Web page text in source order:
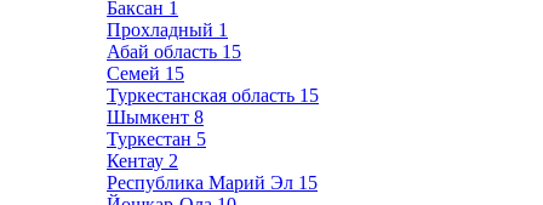
Баксан 1
Прохладный 1
Абай область 15
Семей 15
Туркестанская область 15
Шымкент 8
Туркестан 5
Кентау 2
Республика Марий Эл 15